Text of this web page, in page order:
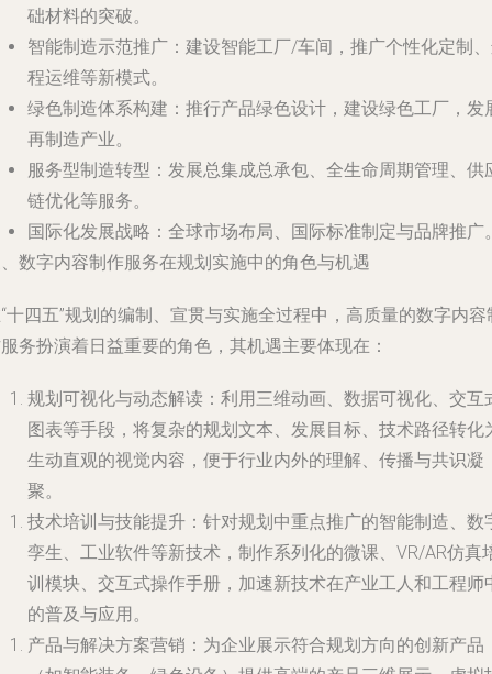
础材料的突破。
智能制造示范推广 ：建设智能工厂/车间，推广个性化定制
程运维等新模式。
绿色制造体系构建 ：推行产品绿色设计，建设绿色工厂，发
再制造产业。
服务型制造转型 ：发展总集成总承包、全生命周期管理、供
链优化等服务。
国际化发展战略 ：全球市场布局、国际标准制定与品牌推广
数字内容制作服务在规划实施中的角色与机遇
十四五”规划的编制、宣贯与实施全过程中，高质量的数字内容
务扮演着日益重要的角色，其机遇主要体现在：
规划可视化与动态解读 ：利用三维动画、数据可视化、交互
图表等手段，将复杂的规划文本、发展目标、技术路径转化
生动直观的视觉内容，便于行业内外的理解、传播与共识凝
聚。
技术培训与技能提升 ：针对规划中重点推广的智能制造、数
孪生、工业软件等新技术，制作系列化的微课、VR/AR仿真
训模块、交互式操作手册，加速新技术在产业工人和工程师
的普及与应用。
产品与解决方案营销 ：为企业展示符合规划方向的创新产品